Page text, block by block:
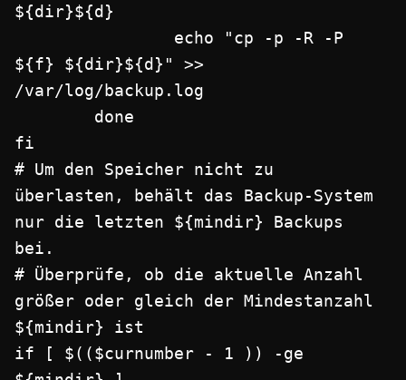
${dir}${d}
${f} ${dir}${d}" >>
/var/log/backup.log
fi
# Um den Speicher nicht zu
überlasten, behält das Backup-System
nur die letzten ${mindir} Backups
bei.
# Überprüfe, ob die aktuelle Anzahl
größer oder gleich der Mindestanzahl
${mindir} ist
if [ $(($curnumber - 1 )) -ge